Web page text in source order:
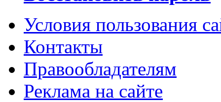
Условия пользования
Контакты
Правообладателям
Реклама на сайте